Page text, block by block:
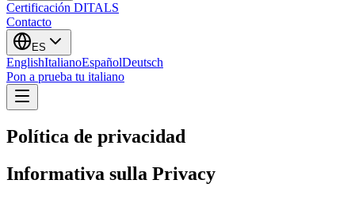
Certificación DITALS
Contacto
ES
EnglishItalianoEspañolDeutsch
Pon a prueba tu italiano
Política de privacidad
Informativa sulla Privacy